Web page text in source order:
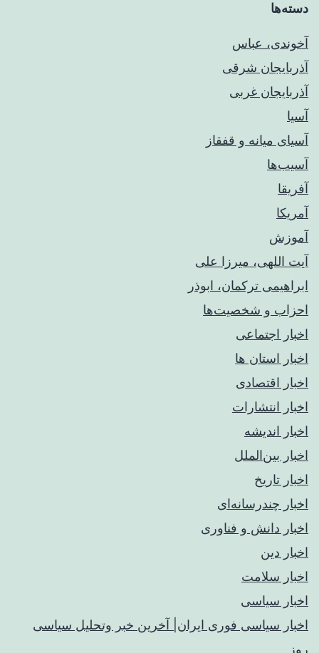
دسته‌ها
آخوندی، عباس
آذربایجان شرقی
آذربایجان غربی
آسیا
آسیای میانه و قفقاز
آسیب‌ها
آفریقا
آمریکا
آموزش
آیت اللهی، میرزا علی
ابراهیمی ترکمان، ابوذر
احزاب و شخصیت‌ها
اخبار اجتماعی
اخبار استان ها
اخبار اقتصادی
اخبار انتشارات
اخبار اندیشه
اخبار بین‌الملل
اخبار تاریخ
اخبار چندرسانه‌ای
اخبار دانش و فناوری
اخبار دین
اخبار سلامت
اخبار سیاسی
اخبار سیاسی فوری ایران| آخرین خبر وتحلیل سیاسی
روز